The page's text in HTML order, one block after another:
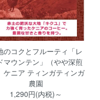
のコクとフルーティ「レ
マウンテン」（やや深煎
ケニア ティンガティンガ
農園
1,290円(内税)～